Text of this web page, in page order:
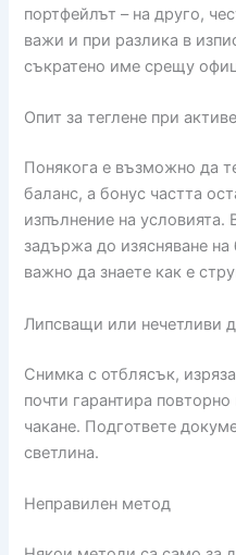
портфейлът – на друго,
важи и при разлика в
съкратено име срещу
Опит за теглене при
Понякога е възможно да
баланс, а бонус частта
изпълнение на условията.
задържа до изясняване на
важно да знаете как е
Липсващи или нечетливи
Снимка с отблясък,
почти гарантира
чакане. Подгответе
светлина.
Неправилен метод